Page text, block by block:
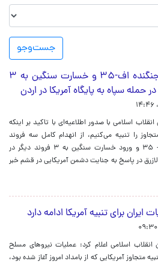
جست‌و‌جو
انهدام ۳ جنگنده اف-۳۵ و خسارت سنگین به ۳
حمله سپاه به پایگاه آمریکا در اردن
انقلاب اسلامی با صدور اطلاعیه‌ای با تاکید بر اینکه
را تنبیه می‌کنیم، از انهدام کامل سه فروند
هواپیمای اف- ۳۵ و ورود خسارت سنگین به ۳ فروند دیگر در
در پاسخ به جنایت دشمن آمریکایی در قشم خبر
ایران برای تنبیه آمریکا ادامه دارد
انقلاب اسلامی اعلام کرد: عملیات نیروهای مسلح
متجاوز آمریکایی که از بامداد امروز آغاز شده بود،